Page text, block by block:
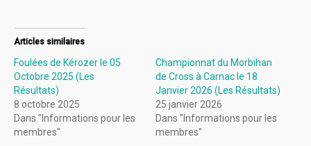
Articles similaires
Foulées de Kérozer le 05
Octobre 2025 (Les
Résultats)
8 octobre 2025
Dans "Informations pour les
membres"
Championnat du Morbihan
de Cross à Carnac le 18
Janvier 2026 (Les Résultats)
25 janvier 2026
Dans "Informations pour les
membres"